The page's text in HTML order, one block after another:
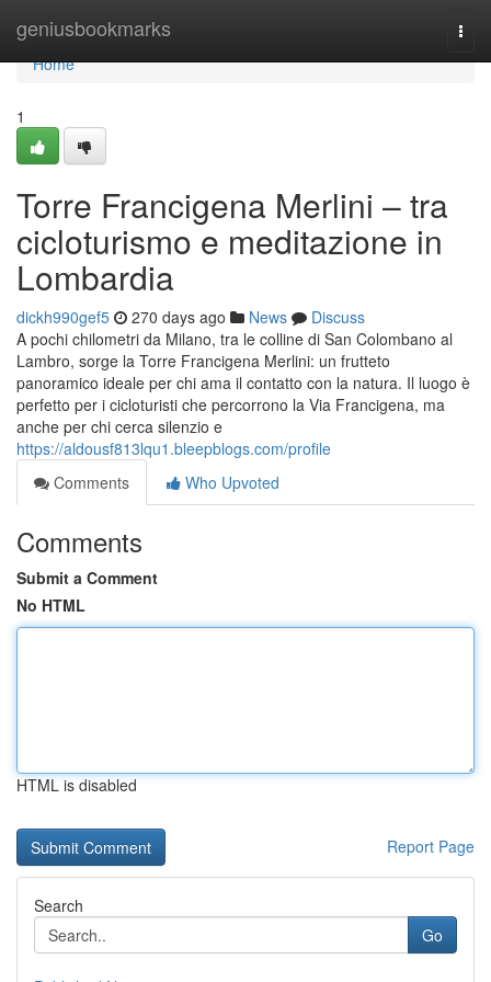
geniusbookmarks
Home
Home
1
Torre Francigena Merlini – tra
cicloturismo e meditazione in
Lombardia
dickh990gef5 270 days ago News
Discuss
A pochi chilometri da Milano, tra le colline di San Colombano al
Lambro, sorge la Torre Francigena Merlini: un frutteto
panoramico ideale per chi ama il contatto con la natura. Il luogo è
perfetto per i cicloturisti che percorrono la Via Francigena, ma
anche per chi cerca silenzio e
https://aldousf813lqu1.bleepblogs.com/profile
Comments
Who Upvoted
Comments
Submit a Comment
No HTML
HTML is disabled
Report Page
Search
Go